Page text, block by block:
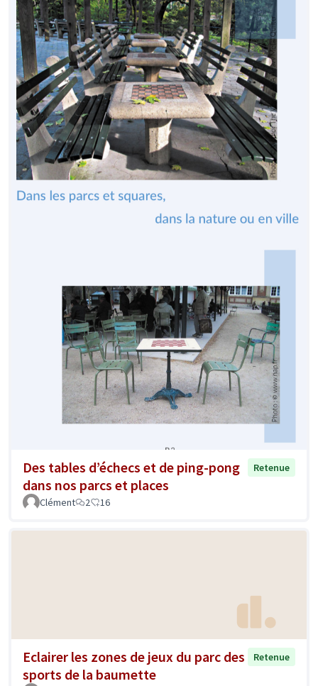
Des tables d’échecs et de ping-pong
dans nos parcs et places
Retenue
Clément 2 16
Eclairer les zones de jeux du parc des
sports de la baumette
Retenue